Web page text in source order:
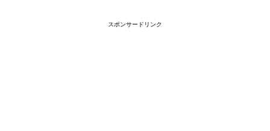
スポンサードリンク